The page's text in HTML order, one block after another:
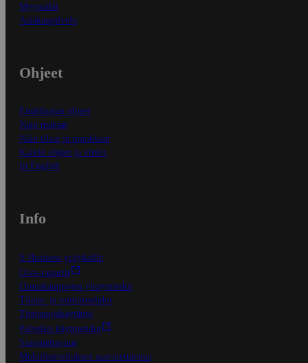
Myymälät
Asiakaspalvelu
Ohjeet
Ensitilaajan ohjeet
Näin maksat
Näin tilaat ja muokkaat
Kaikki ohjeet ja vinkit
In English
Info
S-Business yrityksille
Oiva-raportit
Osuuskauppojen yhteystiedot
Tilaus- ja toimitusehdot
Tietosuojakäytäntö
Palvelun käyttöehdot
Saavutettavuus
Mobiilisovelluksen saavutettavuus